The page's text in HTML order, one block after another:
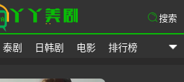
泰剧 日韩剧 电影 排行榜
搜索